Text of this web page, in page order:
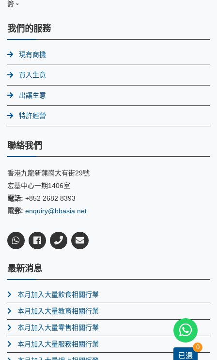
籌。
我們的服務
現有商機
買入生意
出讓生意
特許經營
聯絡我們
香港九龍新蒲崗大有街29號
宏基中心一期1406室
電話: +852 2682 8393
電郵: enquiry@bbasia.net
最新消息
本月加入大量飲食相關行業
本月加入大量教育相關行業
本月加入大量零售相關行業
本月加入大量服務相關行業
已選
0